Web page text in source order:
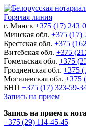
Горячая линия
г. Минск +375 (17) 243-
Минская обл. +375 (17)
Брестская обл. +375
Витебская обл. +375
Гомельская обл. +375
Гродненская обл. +375
Могилевская обл. +375
БНП +375 (17) 323-59-
Запись на прием
Запись на прием к
+375 (29) 114-45-45